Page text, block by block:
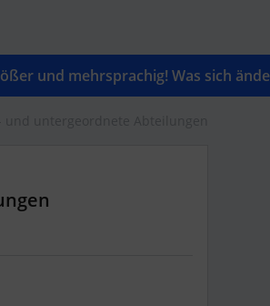
und mehrsprachig! Was sich